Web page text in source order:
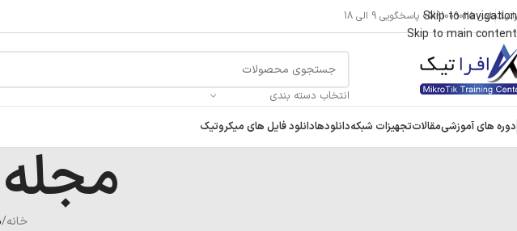
Skip to navigation
Skip to main content
تلفن 05191009025 پاسخگویی 9 الی 18
انتخاب دسته بندی
دوره های آموزشیمقالاتتجهیزات شبکهدانلودهادانلود فایل های میکروتیک
خانه/